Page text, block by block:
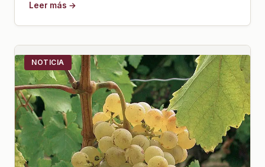
Leer más →
NOTICIA